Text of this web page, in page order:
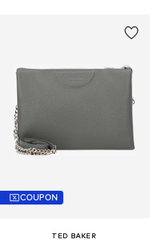
COUPON
TED BAKER